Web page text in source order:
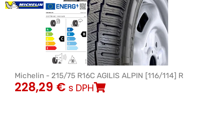
Michelin - 215/75 R16C AGILIS ALPIN [116/114] R
228,29 € s DPH